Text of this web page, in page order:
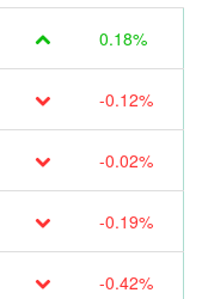
0.18%
-0.12%
-0.02%
-0.19%
-0.42%